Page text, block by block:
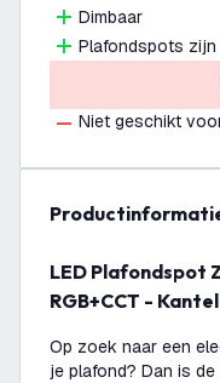
Dimbaar
Plafondspots
Niet geschikt
LED Plafondspot Zwart Trio - Dimbaar - 4,9W -
RGB+CCT -
Op zoek naar een
je plafond? Dan is